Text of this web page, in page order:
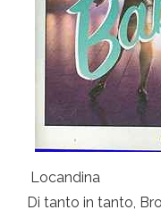
Locandina
Di tanto in tanto,